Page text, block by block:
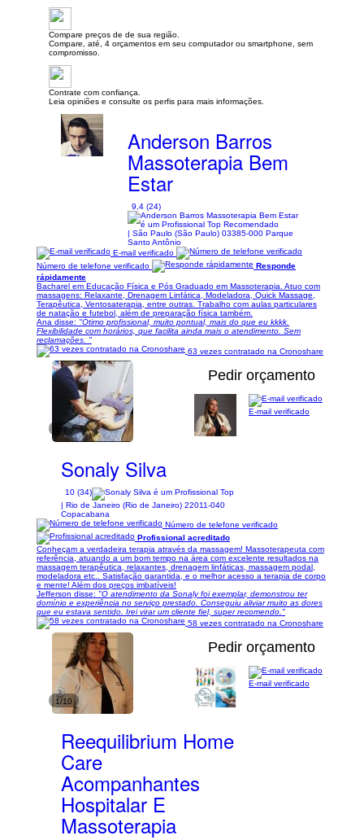
Compare preços de de sua região.
Compare, até, 4 orçamentos em seu computador ou smartphone, sem
compromisso.
Contrate com confiança.
Leia opiniões e consulte os perfis para mais informações.
Anderson Barros
Massoterapia Bem
Estar
9,4 (24)
| São Paulo (São Paulo) 03385-000 Parque
Santo Antônio
E-mail verificado
Número de telefone verificado
Responde
rápidamente
Bacharel em Educação Física e Pós Graduado em Massoterapia. Atuo com
massagens: Relaxante, Drenagem Linfática, Modeladora, Quick Massage,
Terapêutica, Ventosaterapia, entre outras. Trabalho com aulas particulares
de natação e futebol, além de preparação física também.
Ana disse: "Ótimo profissional, muito pontual, mais do que eu kkkk.
Flexibilidade com horários, que facilita ainda mais o atendimento. Sem
reclamações. "
63 vezes contratado na Cronoshare
1/7
Pedir orçamento
Sonaly Silva
10 (34)
| Rio de Janeiro (Rio de Janeiro) 22011-040
Copacabana
E-mail verificado
Número de telefone verificado
Profissional acreditado
Conheçam a verdadeira terapia através da massagem! Massoterapeuta com
referência, atuando a um bom tempo na área com excelente resultados na
massagem terapêutica, relaxantes, drenagem linfáticas, massagem podal,
modeladora etc.. Satisfação garantida, e o melhor acesso a terapia de corpo
e mente! Além dos preços imbatíveis!
Jefferson disse: "O atendimento da Sonaly foi exemplar, demonstrou ter
domínio e experiência no serviço prestado. Conseguiu aliviar muito as dores
que eu estava sentido. Irei virar um cliente fiel, super recomendo."
58 vezes contratado na Cronoshare
1/10
Pedir orçamento
Reequilibrium Home
Care
Acompanhantes
Hospitalar E
Massoterapia
E-mail verificado